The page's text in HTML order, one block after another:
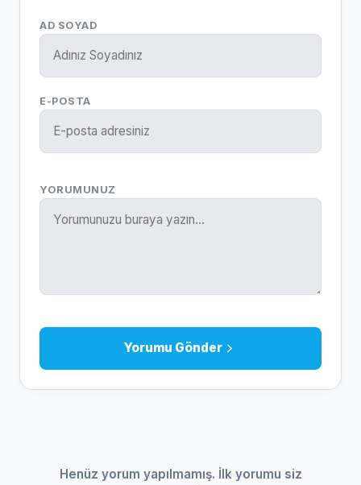
AD SOYAD
E-POSTA
YORUMUNUZ
Yorumu Gönder
Henüz yorum yapılmamış. İlk yorumu siz